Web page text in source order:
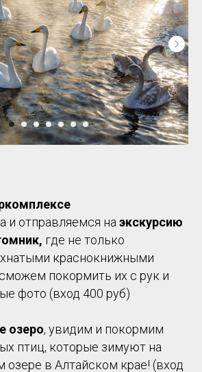
и отправляемся на экскурсию
где не только
краснокнижными
покормить их с рук и
фото (вход 400 руб)
озеро, увидим и покормим
птиц, которые зимуют на
в Алтайском крае! (вход